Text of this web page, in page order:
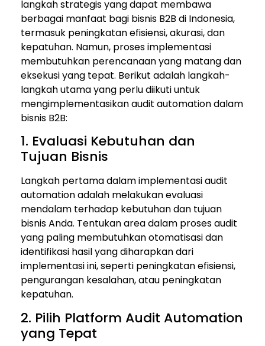
langkah strategis yang dapat membawa
berbagai manfaat bagi bisnis B2B di Indonesia,
termasuk peningkatan efisiensi, akurasi, dan
kepatuhan. Namun, proses implementasi
membutuhkan perencanaan yang matang dan
eksekusi yang tepat. Berikut adalah langkah-
langkah utama yang perlu diikuti untuk
mengimplementasikan audit automation dalam
bisnis B2B:
1. Evaluasi Kebutuhan dan
Tujuan Bisnis
Langkah pertama dalam implementasi audit
automation adalah melakukan evaluasi
mendalam terhadap kebutuhan dan tujuan
bisnis Anda. Tentukan area dalam proses audit
yang paling membutuhkan otomatisasi dan
identifikasi hasil yang diharapkan dari
implementasi ini, seperti peningkatan efisiensi,
pengurangan kesalahan, atau peningkatan
kepatuhan.
2. Pilih Platform Audit Automation
yang Tepat